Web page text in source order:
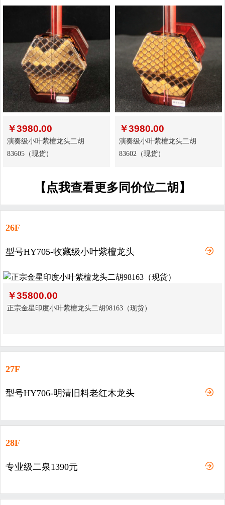
￥3980.00
演奏级小叶紫檀龙头二胡
83605（现货）
￥3980.00
演奏级小叶紫檀龙头二胡
83602（现货）
【点我查看更多同价位二胡】
26F
型号HY705-收藏级小叶紫檀龙头
￥35800.00
正宗金星印度小叶紫檀龙头二胡98163（现货）
27F
型号HY706-明清旧料老红木龙头
28F
专业级二泉1390元